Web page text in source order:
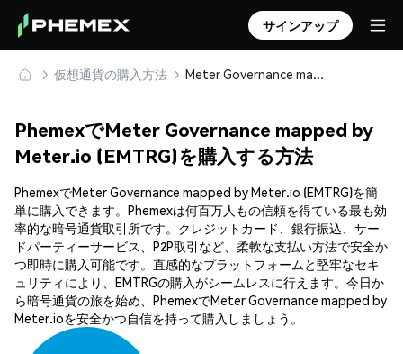
サインアップ
仮想通貨の購入方法 Meter Governance mapped by Meter.io (EMTRG) を安全に購入・保管
PhemexでMeter Governance mapped by
Meter.io (EMTRG)を購入する方法
PhemexでMeter Governance mapped by Meter.io (EMTRG)を簡
単に購入できます。Phemexは何百万人もの信頼を得ている最も効
率的な暗号通貨取引所です。クレジットカード、銀行振込、サー
ドパーティーサービス、P2P取引など、柔軟な支払い方法で安全か
つ即時に購入可能です。直感的なプラットフォームと堅牢なセキ
ュリティにより、EMTRGの購入がシームレスに行えます。今日か
ら暗号通貨の旅を始め、PhemexでMeter Governance mapped by
Meter.ioを安全かつ自信を持って購入しましょう。